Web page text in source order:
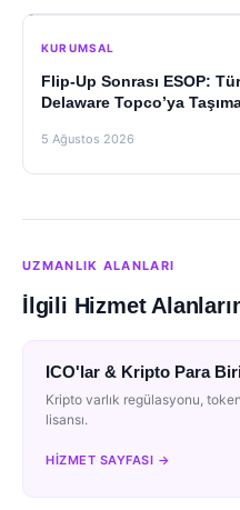
KURUMSAL
Flip-Up Sonrası ESOP:
Delaware Topco’ya
5 Ağustos 2026
UZMANLIK ALANLARI
İlgili Hizmet
ICO'lar & Kripto Para
Kripto varlık regülasyonu,
lisansı.
HIZMET SAYFASI →